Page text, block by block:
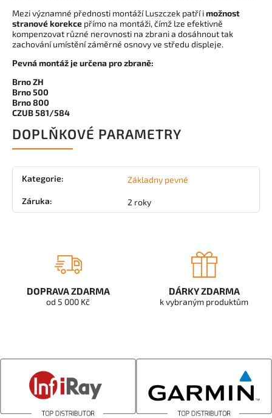
Mezi významné přednosti montáží Luszczek patří imožnost
stranové korekce přímo na montáži, čímž lze efektivně
kompenzovat různé nerovnosti na zbrani a dosáhnout tak
zachování umístění záměrné osnovy ve středu displeje.
Pevná montáž je určena pro zbraně:
Brno ZH
Brno 500
Brno 800
CZUB 581/584
DOPLŇKOVÉ PARAMETRY
Kategorie: Základny pevné
Záruka: 2 roky
DOPRAVA ZDARMA
od 5 000 Kč
DÁRKY ZDARMA
k vybraným produktům